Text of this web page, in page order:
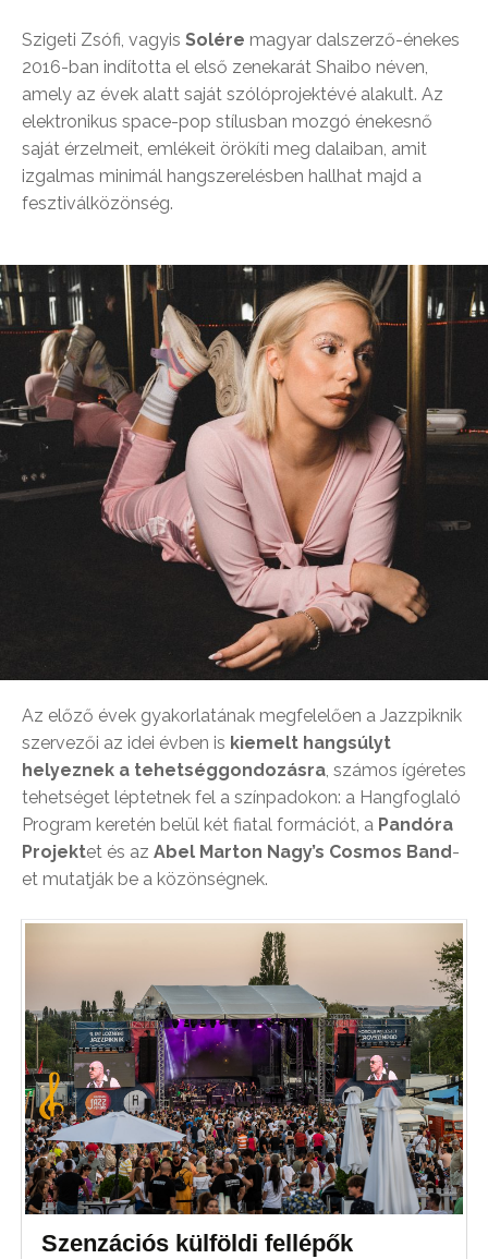
Szigeti Zsófi, vagyis Solére magyar dalszerző-énekes
2016-ban indította el első zenekarát Shaibo néven,
amely az évek alatt saját szólóprojektévé alakult. Az
elektronikus space-pop stílusban mozgó énekesnő
saját érzelmeit, emlékeit örökíti meg dalaiban, amit
izgalmas minimál hangszerelésben hallhat majd a
fesztiválközönség.
Az előző évek gyakorlatának megfelelően a Jazzpiknik
szervezői az idei évben is kiemelt hangsúlyt
helyeznek a tehetséggondozásra , számos ígéretes
tehetséget léptetnek fel a színpadokon: a Hangfoglaló
Program keretén belül két fiatal formációt, a Pandóra
Projektet és az Abel Marton Nagy’s Cosmos Band-
et mutatják be a közönségnek.
Szenzációs külföldi fellépők